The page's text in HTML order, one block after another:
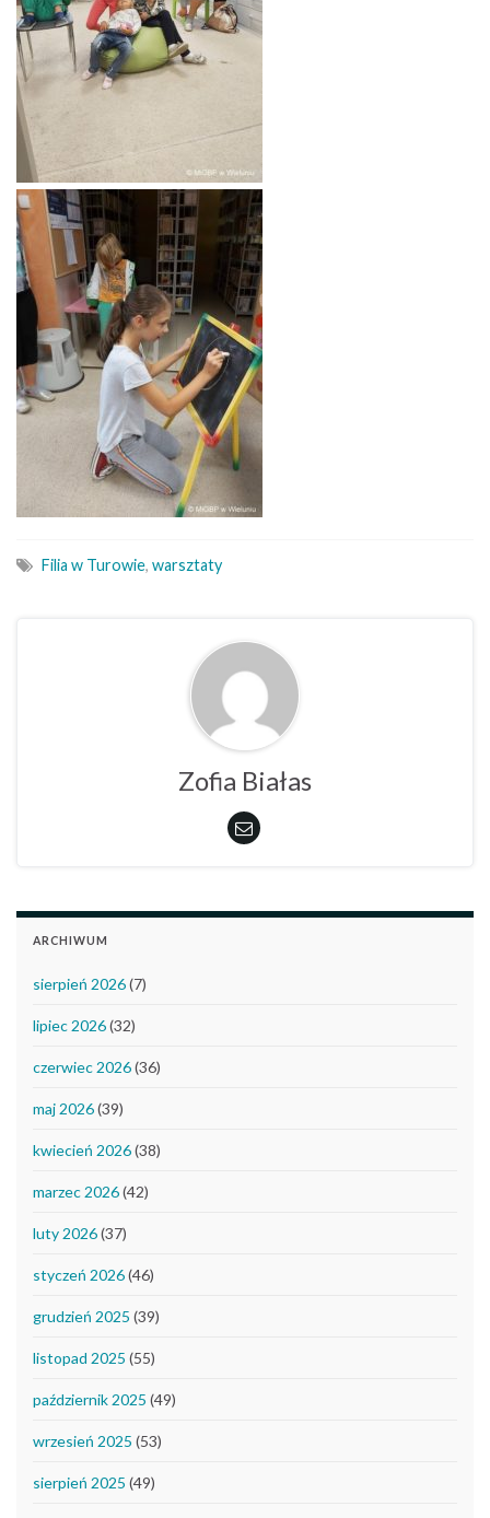
Filia w Turowie, warsztaty
Zofia Białas
ARCHIWUM
sierpień 2026(7)
lipiec 2026(32)
czerwiec 2026(36)
maj 2026(39)
kwiecień 2026(38)
marzec 2026(42)
luty 2026(37)
styczeń 2026(46)
grudzień 2025 (39)
listopad 2025 (55)
październik 2025 (49)
wrzesień 2025 (53)
sierpień 2025 (49)